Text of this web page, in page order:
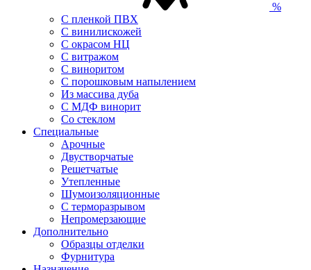
%
С пленкой ПВХ
С винилискожей
С окрасом НЦ
С витражом
С виноритом
С порошковым напылением
Из массива дуба
С МДФ винорит
Со стеклом
Специальные
Арочные
Двустворчатые
Решетчатые
Утепленные
Шумоизоляционные
С терморазрывом
Непромерзающие
Дополнительно
Образцы отделки
Фурнитура